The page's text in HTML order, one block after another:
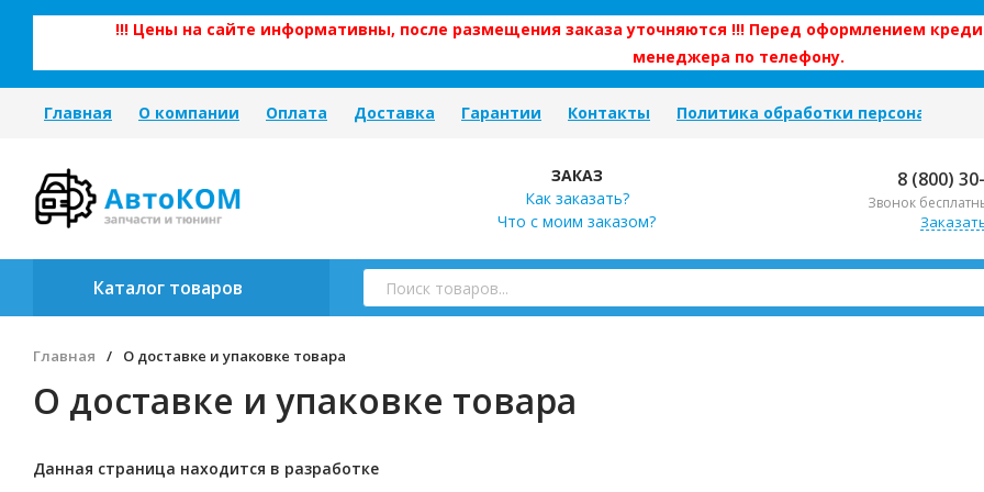
!!! Цены на сайте информативны, после размещения заказа уточняются !!! Перед оформлением
менеджера по телефону.
Главная О компании Оплата Доставка Гарантии Контакты Политика обработки персональных
ЗАКАЗ
Как заказать?
Что с моим заказом?
8 (800)
Звонок
Каталог товаров
Главная / О доставке и упаковке товара
О доставке и упаковке товара
Данная страница находится в разработке